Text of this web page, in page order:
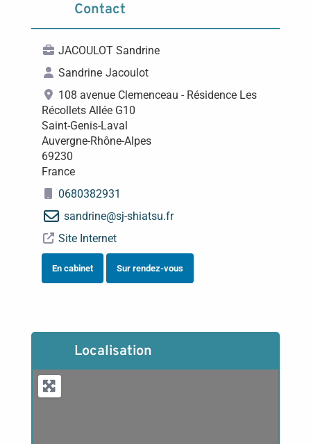
Contact
JACOULOT Sandrine
Sandrine Jacoulot
108 avenue Clemenceau - Résidence Les
Récollets Allée G10
Saint-Genis-Laval
Auvergne-Rhône-Alpes
69230
France
0680382931
sandrine@sj-shiatsu.fr
Site Internet
En cabinet Sur rendez-vous
Localisation